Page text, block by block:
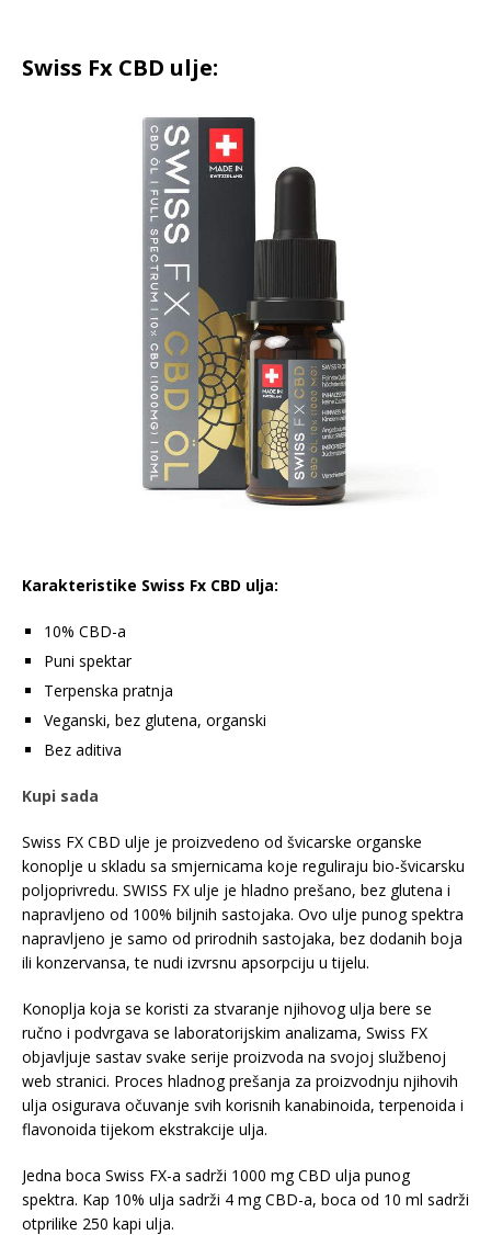
Swiss Fx CBD ulje:
Karakteristike Swiss Fx CBD ulja:
10% CBD-a
Puni spektar
Terpenska pratnja
Veganski, bez glutena, organski
Bez aditiva
Kupi sada
Swiss FX CBD ulje je proizvedeno od švicarske organske
konoplje u skladu sa smjernicama koje reguliraju bio-švicarsku
poljoprivredu. SWISS FX ulje je hladno prešano, bez glutena i
napravljeno od 100% biljnih sastojaka. Ovo ulje punog spektra
napravljeno je samo od prirodnih sastojaka, bez dodanih boja
ili konzervansa, te nudi izvrsnu apsorpciju u tijelu.
Konoplja koja se koristi za stvaranje njihovog ulja bere se
ručno i podvrgava se laboratorijskim analizama, Swiss FX
objavljuje sastav svake serije proizvoda na svojoj službenoj
web stranici. Proces hladnog prešanja za proizvodnju njihovih
ulja osigurava očuvanje svih korisnih kanabinoida, terpenoida i
flavonoida tijekom ekstrakcije ulja.
Jedna boca Swiss FX-a sadrži 1000 mg CBD ulja punog
spektra. Kap 10% ulja sadrži 4 mg CBD-a, boca od 10 ml sadrži
otprilike 250 kapi ulja.